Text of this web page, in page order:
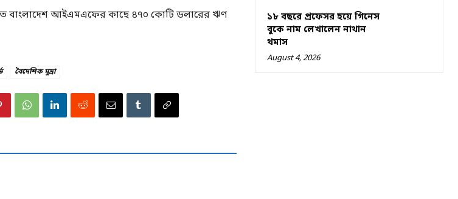
বাংলাদেশ আইএমএফের কাছে ৪৭০ কোটি ডলারের ঋণ
বৈদেশিক মুদ্রা
১৮ বছরে প্রফেসর হয়ে গিনেস
বুকে নাম লেখালেন নাথান
থমাস
August 4, 2026